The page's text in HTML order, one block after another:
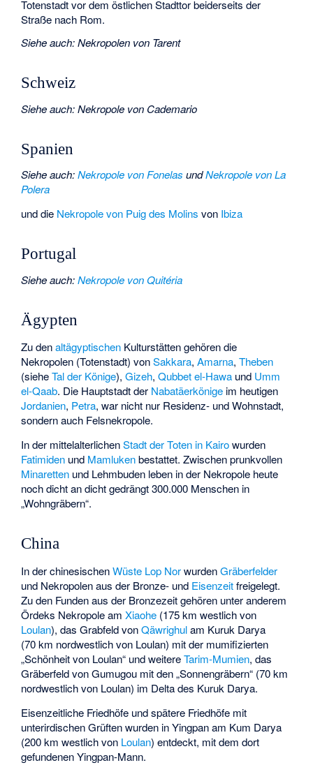
Totenstadt vor dem östlichen Stadttor beiderseits der
Straße nach Rom.
Siehe auch:Nekropolen von Tarent
Schweiz
Siehe auch:Nekropole von Cademario
Spanien
Siehe auch:Nekropole von Fonelas undNekropole von La
Polera
und die Nekropole von Puig des Molins von Ibiza
Portugal
Siehe auch:Nekropole von Quitéria
Ägypten
Zu denaltägyptischen Kulturstätten gehören die
Nekropolen (Totenstadt) vonSakkara,Amarna,Theben
(sieheTal der Könige),Gizeh,Qubbet el-Hawa und Umm
el-Qaab. Die Hauptstadt der Nabatäerkönige im heutigen
Jordanien, Petra, war nicht nur Residenz- und Wohnstadt,
sondern auch Felsnekropole.
In der mittelalterlichenStadt der Toten in Kairowurden
Fatimiden und Mamlukenbestattet. Zwischen prunkvollen
Minaretten und Lehmbuden leben in der Nekropole heute
noch dicht an dicht gedrängt 300.000 Menschen in
„Wohngräbern“.
China
In der chinesischenWüste Lop NorwurdenGräberfelder
und Nekropolen aus der Bronze- und Eisenzeitfreigelegt.
Zu den Funden aus der Bronzezeit gehören unter anderem
Ördeks Nekropole amXiaohe (175 km westlich von
Loulan), das Grabfeld vonQäwrighulam Kuruk Darya
(70 km nordwestlich von Loulan) mit der mumifizierten
„Schönheit von Loulan“ und weitereTarim-Mumien, das
Gräberfeld von Gumugou mit den „Sonnengräbern“ (70 km
nordwestlich von Loulan) im Delta des Kuruk Darya.
Eisenzeitliche Friedhöfe und spätere Friedhöfe mit
unterirdischen Grüften wurden in Yingpan am Kum Darya
(200 km westlich von Loulan) entdeckt, mit dem dort
gefundenen Yingpan-Mann.